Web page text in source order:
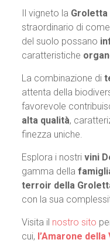
Il vigneto la Groletta
straordinario di
del suolo possano
caratteristiche
La combinazione di
attenta della
favorevole
alta qualità,
finezza uniche.
Esplora i nostri vini
gamma della
terroir della
con la sua
Visita il nostro sito
cui, l’Amarone